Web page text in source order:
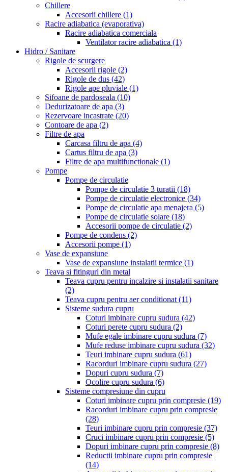
Chillere
Accesorii chillere (1)
Racire adiabatica (evaporativa)
Racire adiabatica comerciala
Ventilator racire adiabatica (1)
Hidro / Sanitare
Rigole de scurgere
Accesorii rigole (2)
Rigole de dus (42)
Rigole ape pluviale (1)
Sifoane de pardoseala (10)
Dedurizatoare de apa (3)
Rezervoare incastrate (20)
Contoare de apa (2)
Filtre de apa
Carcasa filtru de apa (4)
Cartus filtru de apa (3)
Filtre de apa multifunctionale (1)
Pompe
Pompe de circulatie
Pompe de circulatie 3 turatii (18)
Pompe de circulatie electronice (34)
Pompe de circulatie apa menajera (5)
Pompe de circulatie solare (18)
Accesorii pompe de circulatie (2)
Pompe de condens (2)
Accesorii pompe (1)
Vase de expansiune
Vase de expansiune instalatii termice (1)
Teava si fitinguri din metal
Teava cupru pentru incalzire si instalatii sanitare
(2)
Teava cupru pentru aer conditionat (11)
Sisteme sudura cupru
Coturi imbinare cupru sudura (42)
Coturi perete cupru sudura (2)
Mufe egale imbinare cupru sudura (7)
Mufe reduse imbinare cupru sudura (32)
Teuri imbinare cupru sudura (61)
Racorduri imbinare cupru sudura (27)
Dopuri cupru sudura (7)
Ocolire cupru sudura (6)
Sisteme compresiune din cupru
Coturi imbinare cupru prin compresie (19)
Racorduri imbinare cupru prin compresie
(28)
Teuri imbinare cupru prin compresie (37)
Cruci imbinare cupru prin compresie (5)
Dopuri imbinare cupru prin compresie (8)
Reductii imbinare cupru prin compresie
(14)